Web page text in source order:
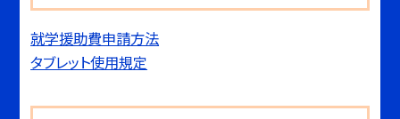
就学援助費申請方法
タブレット使用規定